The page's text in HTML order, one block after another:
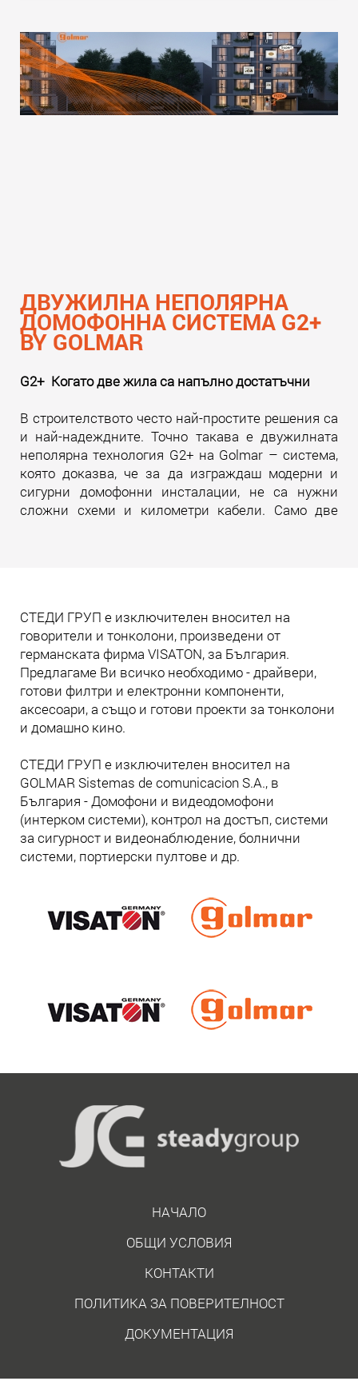
потребители, така и за професионалистите в
бранша.Прочети още
ДВУЖИЛНА НЕПОЛЯРНА
ДОМОФОННА СИСТЕМА G2+
BY GOLMAR
G2+ Когато две жила са напълно достатъчни
В строителството често най-простите решения са
и най-надеждните. Точно такава е двужилната
неполярна технология G2+ на Golmar – система,
която доказва, че за да изграждаш модерни и
сигурни домофонни инсталации, не са нужни
сложни схеми и километри кабели. Само две
СТЕДИ ГРУП е изключителен вносител на
говорители и тонколони, произведени от
германската фирма VISATON, за България.
Предлагаме Ви всичко необходимо - драйвери,
готови филтри и електронни компоненти,
аксесоари, а също и готови проекти за тонколони
и домашно кино.
СТЕДИ ГРУП е изключителен вносител на
GOLMAR Sistemas de comunicacion S.A., в
България - Домофони и видеодомофони
(интерком системи), контрол на достъп, системи
за сигурност и видеонаблюдение, болнични
системи, портиерски пултове и др.
НАЧАЛО
ОБЩИ УСЛОВИЯ
КОНТАКТИ
ПОЛИТИКА ЗА ПОВЕРИТЕЛНОСТ
ДОКУМЕНТАЦИЯ